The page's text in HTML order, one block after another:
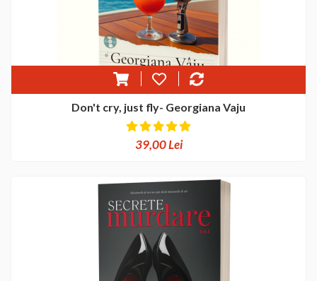
Don't cry, just fly- Georgiana Vaju
39,00 Lei